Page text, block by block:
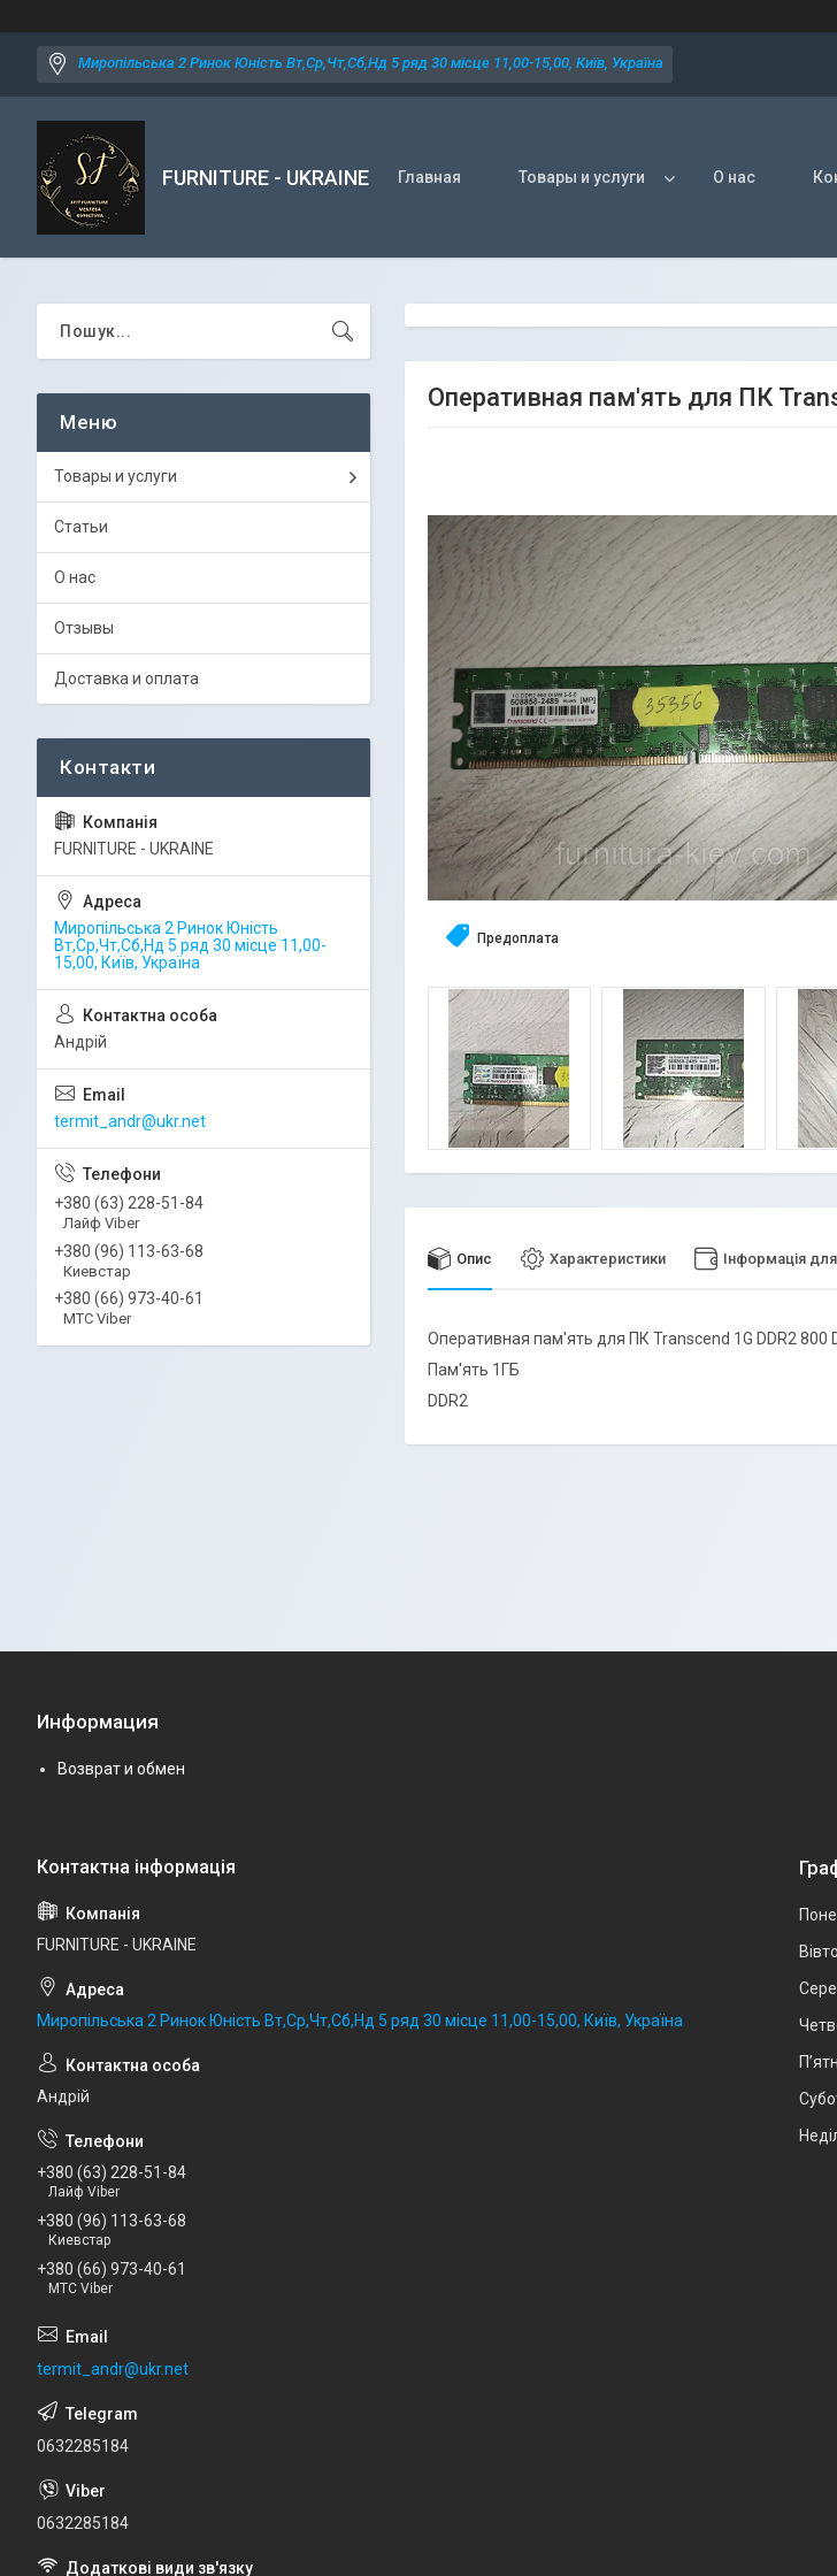
Миропільська 2 Ринок Юність Вт,Ср,Чт,Сб,Нд 5 ряд 30 місце 11,00-15,00, Київ, Україна
FURNITURE - UKRAINE Главная Товары и услуги О нас
Оперативная пам'ять для ПК
Предоплата
Опис Характеристики Інформація
Оперативная пам'ять для ПК Transcend 1G DDR2 800
Пам'ять 1ГБ
DDR2
Товары и услуги
Статьи
О нас
Отзывы
Доставка и оплата
FURNITURE - UKRAINE
Миропільська 2 Ринок Юність
Вт,Ср,Чт,Сб,Нд 5 ряд 30 місце 11,00-
15,00, Київ, Україна
Андрій
termit_andr@ukr.net
+380 (63) 228-51-84
Лайф Viber
+380 (96) 113-63-68
Киевстар
+380 (66) 973-40-61
МТС Viber
Информация
Возврат и обмен
FURNITURE - UKRAINE
Миропільська 2 Ринок Юність Вт,Ср,Чт,Сб,Нд 5 ряд 30 місце 11,00-15,00, Київ, Україна
Андрій
+380 (63) 228-51-84
Лайф Viber
+380 (96) 113-63-68
Киевстар
+380 (66) 973-40-61
МТС Viber
termit_andr@ukr.net
0632285184
0632285184